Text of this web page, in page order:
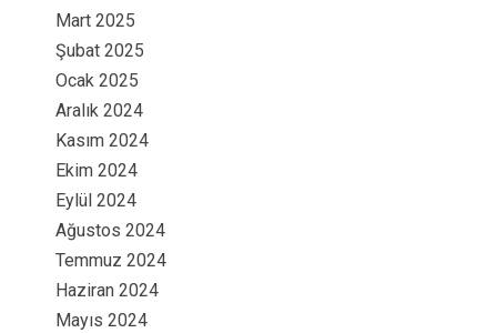
Mart 2025
Şubat 2025
Ocak 2025
Aralık 2024
Kasım 2024
Ekim 2024
Eylül 2024
Ağustos 2024
Temmuz 2024
Haziran 2024
Mayıs 2024